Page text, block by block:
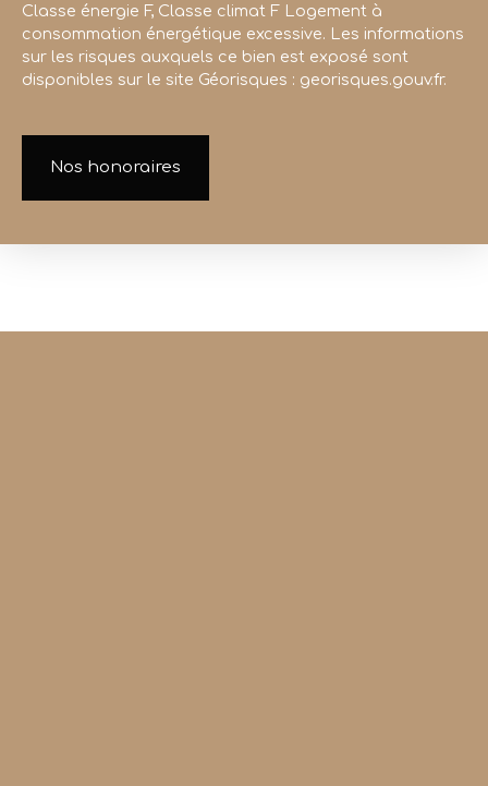
Classe énergie F, Classe climat F Logement à
consommation énergétique excessive. Les informations
sur les risques auxquels ce bien est exposé sont
disponibles sur le site Géorisques : georisques.gouv.fr.
Nos honoraires